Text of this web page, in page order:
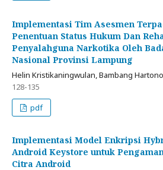
Implementasi Tim Asesmen
Penentuan Status Hukum Dan
Penyalahguna Narkotika Oleh
Nasional Provinsi Lampung
Helin Kristikaningwulan, Bambang
128-135
pdf
Implementasi Model Enkripsi
Android Keystore untuk
Citra Android